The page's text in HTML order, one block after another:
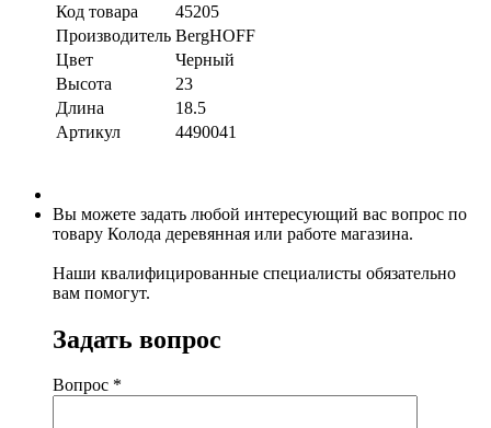
Код товара
45205
Производитель BergHOFF
Цвет
Черный
Высота
23
Длина
18.5
Артикул
4490041
Вы можете задать любой интересующий вас вопрос по
товару Колода деревянная или работе магазина.
Наши квалифицированные специалисты обязательно
вам помогут.
Задать вопрос
Вопрос *